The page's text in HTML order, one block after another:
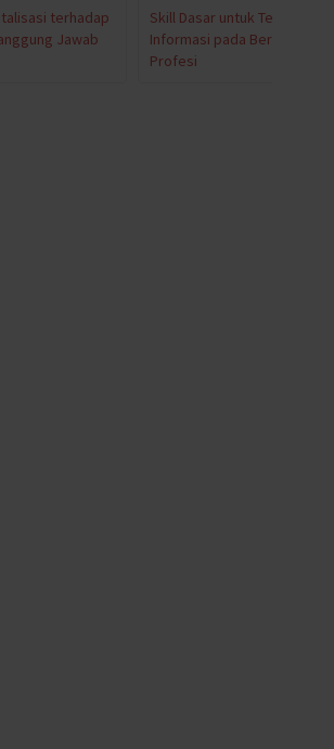
terhadap
Jawab
Skill Dasar untuk Teknologi
Informasi pada Berbagai
Profesi